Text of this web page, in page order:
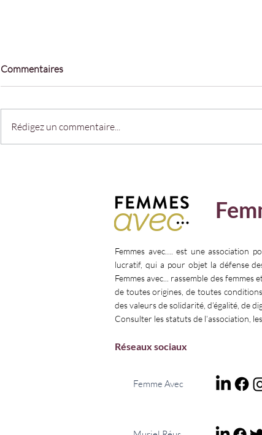
Commentaires
Rédigez un commentaire...
Femmes avec…. est une association
lucratif, qui a pour objet la défense
Femmes avec... rassemble des femmes
de toutes origines, de toutes
des valeurs de solidarité, d’égalité, de
Consulter les statuts de l’association,
Réseaux sociaux
Femme Avec